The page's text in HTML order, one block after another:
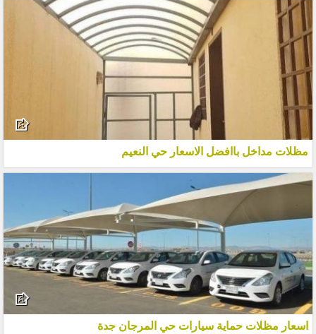
مظلات مداخل باافضل الاسعار حي النعيم
اسعار مظلات حماية سيارات حي المرجان جدة